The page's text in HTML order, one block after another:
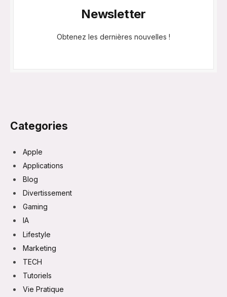
Newsletter
Obtenez les dernières nouvelles !
Categories
Apple
Applications
Blog
Divertissement
Gaming
IA
Lifestyle
Marketing
TECH
Tutoriels
Vie Pratique